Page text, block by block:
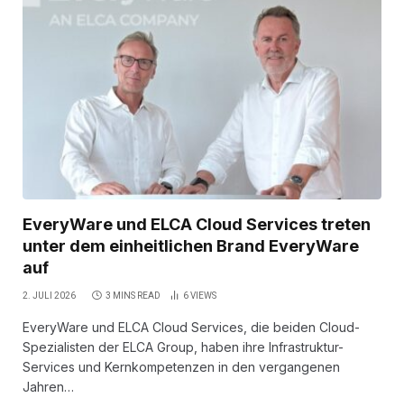
EveryWare und ELCA Cloud Services treten
unter dem einheitlichen Brand EveryWare
auf
2. JULI 2026 3 MINS READ 6VIEWS
EveryWare und ELCA Cloud Services, die beiden Cloud-
Spezialisten der ELCA Group, haben ihre Infrastruktur-
Services und Kernkompetenzen in den vergangenen
Jahren…